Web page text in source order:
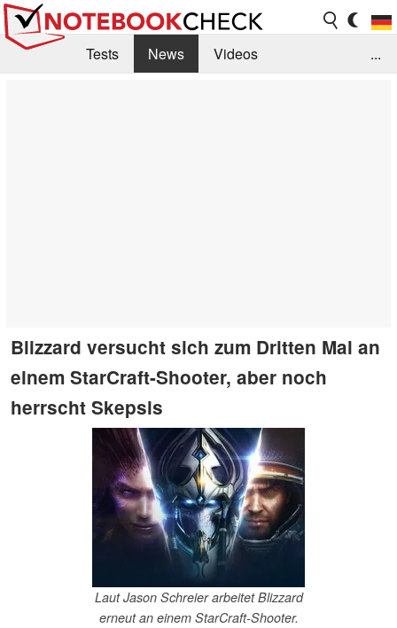
Tests News
Videos
...
Blizzard versucht sich zum Dritten Mal an
einem StarCraft-Shooter, aber noch
herrscht Skepsis
Laut Jason Schreier arbeitet Blizzard
erneut an einem StarCraft-Shooter.